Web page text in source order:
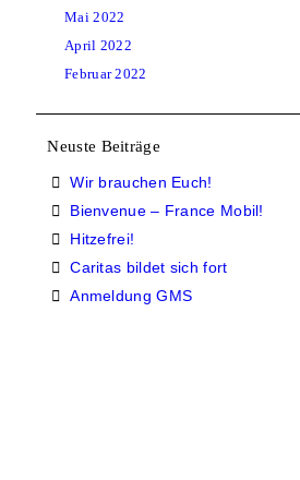
Mai2022
April 2022
Februar2022
Neuste Beiträge
Wir brauchen Euch!
Bienvenue – France Mobil!
Hitzefrei!
Caritas bildet sich fort
Anmeldung GMS